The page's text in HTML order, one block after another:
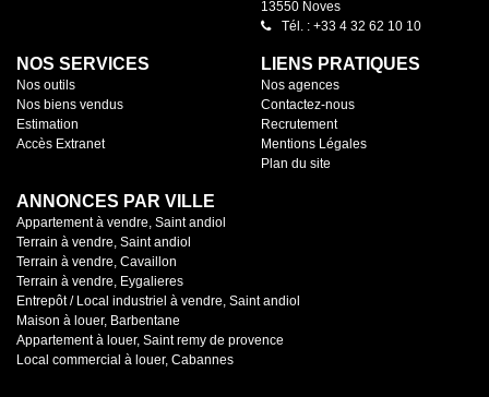
cette annonce. Répondez au
nous traiterons votre demande
13550 Noves
Tél. : +33 4 32 62 10 10
NOS SERVICES
Nos outils
Nos biens vendus
Estimation
Accès Extranet
LIENS PRATIQUES
Nos agences
Contactez-nous
Recrutement
Mentions Légales
Plan du site
ANNONCES PAR VILLE
Appartement à vendre, Saint andiol
Terrain à vendre, Saint andiol
Terrain à vendre, Cavaillon
Terrain à vendre, Eygalieres
Entrepôt / Local industriel à vendre, Saint andiol
Maison à louer, Barbentane
Appartement à louer, Saint remy de provence
Local commercial à louer, Cabannes